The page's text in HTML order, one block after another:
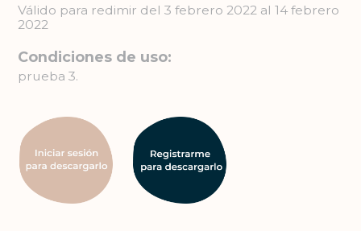
Válido para redimir del 3 febrero 2022 al 14 febrero
2022
Condiciones de uso:
prueba 3.